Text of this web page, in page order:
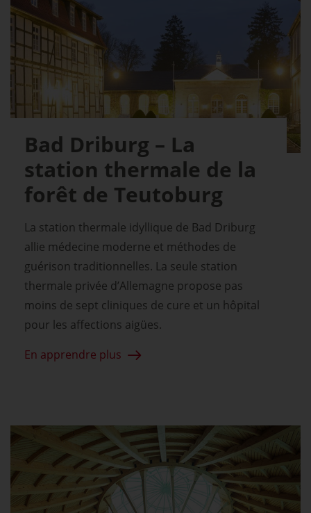
Bad Driburg – La
station thermale de la
forêt de Teutoburg
La station thermale idyllique de Bad Driburg
allie médecine moderne et méthodes de
guérison traditionnelles. La seule station
thermale privée d’Allemagne propose pas
moins de sept cliniques de cure et un hôpital
pour les affections aigües.
En apprendre plus